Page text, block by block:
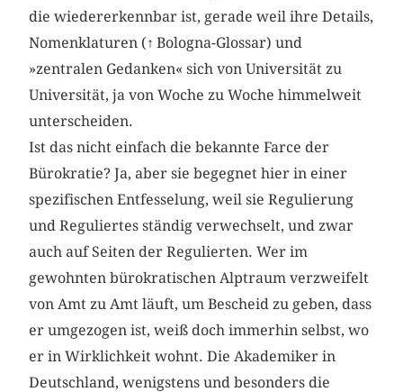
die wiedererkennbar ist, gerade weil ihre Details,
Nomenklaturen (↑Bologna-Glossar) und
»zentralen Gedanken« sich von Universität zu
Universität, ja von Woche zu Woche himmelweit
unterscheiden.
Ist das nicht einfach die bekannte Farce der
Bürokratie? Ja, aber sie begegnet hier in einer
spezifischen Entfesselung, weil sie Regulierung
und Reguliertes ständig verwechselt, und zwar
auch auf Seiten der Regulierten. Wer im
gewohnten bürokratischen Alptraum verzweifelt
von Amt zu Amt läuft, um Bescheid zu geben, dass
er umgezogen ist, weiß doch immerhin selbst, wo
er in Wirklichkeit wohnt. Die Akademiker in
Deutschland, wenigstens und besonders die